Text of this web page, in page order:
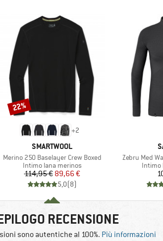
+2
MARCHIO
SMARTWOOL
Articolo
Merino 250 Baselayer Crew Boxed
Gruppo di prodotti
Intimo lana merinos
Prezzo
114,95 €Prezzo ridotto
89,66 €
5,0(8)
Sconto
22%
Articolo
Zebru Med
Intimo
RECENSIONE
sono autentiche al 100%. Più informazioni